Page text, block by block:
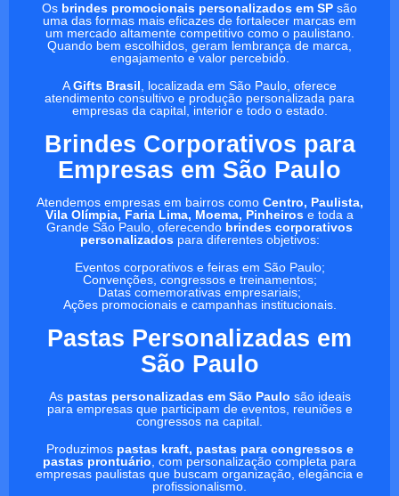
Os brindes promocionais personalizados em SP são
uma das formas mais eficazes de fortalecer marcas em
um mercado altamente competitivo como o paulistano.
Quando bem escolhidos, geram lembrança de marca,
engajamento e valor percebido.
AGifts Brasil , localizada em São Paulo, oferece
atendimento consultivo e produção personalizada para
empresas da capital, interior e todo o estado.
Brindes Corporativos para
Empresas em São Paulo
Atendemos empresas em bairros como Centro, Paulista,
Vila Olímpia, Faria Lima, Moema, Pinheiros e toda a
Grande São Paulo, oferecendo brindes corporativos
personalizadospara diferentes objetivos:
Eventos corporativos e feiras em São Paulo;
Convenções, congressos e treinamentos;
Datas comemorativas empresariais;
Ações promocionais e campanhas institucionais.
Pastas Personalizadas em
São Paulo
As pastas personalizadas em São Paulo são ideais
para empresas que participam de eventos, reuniões e
congressos na capital.
Produzimos pastas kraft, pastas para congressos e
pastas prontuário , com personalização completa para
empresas paulistas que buscam organização, elegância e
profissionalismo.